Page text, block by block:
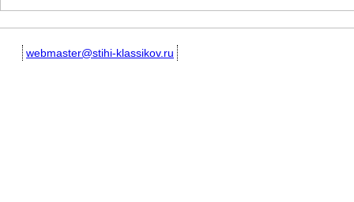
webmaster@stihi-klassikov.ru